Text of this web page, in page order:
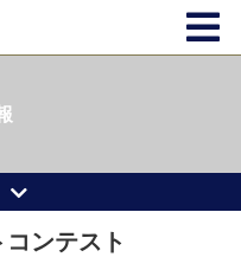
コンテスト